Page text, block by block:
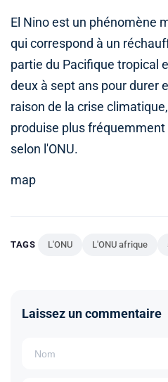
El Nino est un phénomène
qui correspond à un
partie du Pacifique tropical
deux à sept ans pour durer
raison de la crise
produise plus
selon l'ONU.
map
TAGS L'ONU L'ONU afrique
Laissez un commentaire